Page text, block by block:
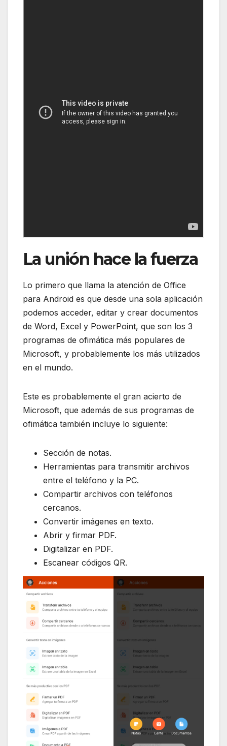
La unión hace la fuerza
Lo primero que llama la atención de Office
para Android es que desde una sola aplicación
podemos acceder, editar y crear documentos
de Word, Excel y PowerPoint, que son los 3
programas de ofimática más populares de
Microsoft, y probablemente los más utilizados
en el mundo.
Este es probablemente el gran acierto de
Microsoft, que además de sus programas de
ofimática también incluye lo siguiente:
Sección de notas.
Herramientas para transmitir archivos
entre el teléfono y la PC.
Compartir archivos con teléfonos
cercanos.
Convertir imágenes en texto.
Abrir y firmar PDF.
Digitalizar en PDF.
Escanear códigos QR.